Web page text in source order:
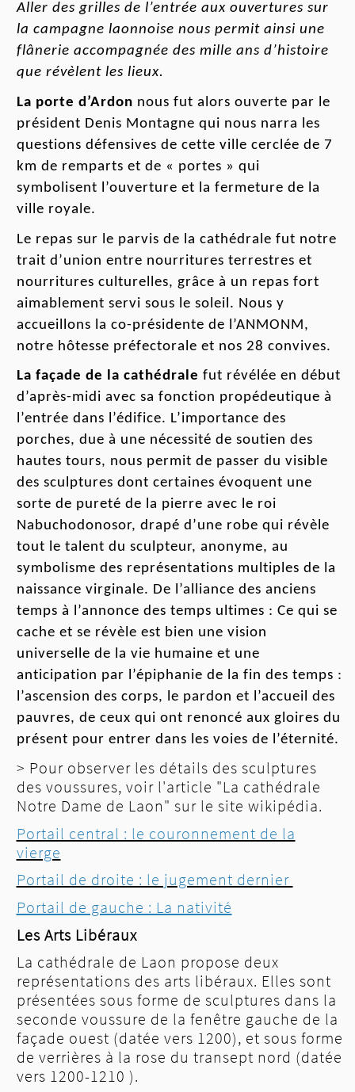
Aller des grilles de l’entrée aux ouvertures sur
la campagne laonnoise nous permit ainsi une
flânerie accompagnée des mille ans d’histoire
que révèlent les lieux.
La porte d’Ardon nous fut alors ouverte par le
président Denis Montagne qui nous narra les
questions défensives de cette ville cerclée de 7
km de remparts et de « portes » qui
symbolisent l’ouverture et la fermeture de la
ville royale.
Le repas sur le parvis de la cathédrale fut notre
trait d’union entre nourritures terrestres et
nourritures culturelles, grâce à un repas fort
aimablement servi sous le soleil. Nous y
accueillons la co-présidente de l’ANMONM,
notre hôtesse préfectorale et nos 28 convives.
La façade de la cathédrale fut révélée en début
d’après-midi avec sa fonction propédeutique à
l’entrée dans l’édifice. L’importance des
porches, due à une nécessité de soutien des
hautes tours, nous permit de passer du visible
des sculptures dont certaines évoquent une
sorte de pureté de la pierre avec le roi
Nabuchodonosor, drapé d’une robe qui révèle
tout le talent du sculpteur, anonyme, au
symbolisme des représentations multiples de la
naissance virginale. De l’alliance des anciens
temps à l’annonce des temps ultimes : Ce qui se
cache et se révèle est bien une vision
universelle de la vie humaine et une
anticipation par l’épiphanie de la fin des temps :
l’ascension des corps, le pardon et l’accueil des
pauvres, de ceux qui ont renoncé aux gloires du
présent pour entrer dans les voies de l’éternité.
> Pour observer les détails des sculptures
des voussures, voir l'article "La cathédrale
Notre Dame de Laon" sur le site wikipédia.
Portail central : le couronnement de la
vierge
Portail de droite : le jugement dernier
Portail de gauche : La nativité
Les Arts Libéraux
La cathédrale de Laon propose deux
représentations des arts libéraux. Elles sont
présentées sous forme de sculptures dans la
seconde voussure de la fenêtre gauche de la
façade ouest (datée vers 1200), et sous forme
de verrières à la rose du transept nord (datée
vers 1200-1210 ).